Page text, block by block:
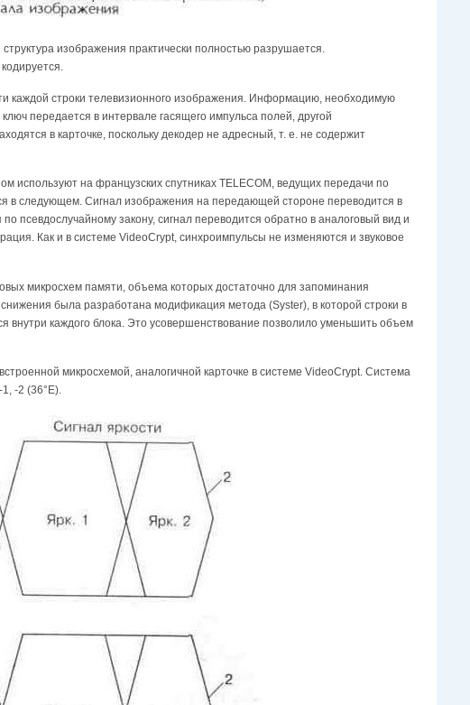
изображения практически полностью разрушается.
каждой строки телевизионного изображения. Информацию, необходимую
передается в интервале гасящего импульса полей, другой
в карточке, поскольку декодер не адресный, т. е. не содержит
используют на французских спутниках TELECOM, ведущих передачи по
в следующем. Сигнал изображения на передающей стороне переводится в
закону, сигнал переводится обратно в аналоговый вид и
Как и в системе VideoCrypt, синхроимпульсы не изменяются и звуковое
микросхем памяти, объема которых достаточно для запоминания
была разработана модификация метода (Syster), в которой строки в
каждого блока. Это усовершенствование позволило уменьшить объем
микросхемой, аналогичной карточке в системе VideoCrypt. Система
-2 (36°Е).